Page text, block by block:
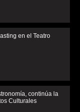
en el Teatro
continúa la
Culturales